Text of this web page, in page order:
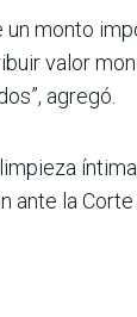
monto
valor
agregó.
la